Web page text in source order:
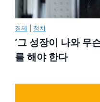
경제 정치
‘그 성장이 나와 무
를 해야 한다